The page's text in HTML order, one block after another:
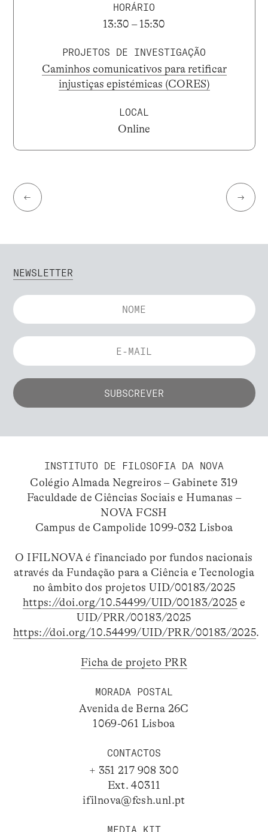
HORÁRIO
13:30 – 15:30
PROJETOS DE INVESTIGAÇÃO
Caminhos comunicativos para retificar
injustiças epistémicas (CORES)
LOCAL
Online
← →
NEWSLETTER
INSTITUTO DE FILOSOFIA DA NOVA
Colégio Almada Negreiros – Gabinete 319
Faculdade de Ciências Sociais e Humanas –
NOVA FCSH
Campus de Campolide 1099-032 Lisboa
O IFILNOVA é financiado por fundos nacionais
através da Fundação para a Ciência e Tecnologia
no âmbito dos projetos UID/00183/2025
https://doi.org/10.54499/UID/00183/2025 e
UID/PRR/00183/2025
https://doi.org/10.54499/UID/PRR/00183/2025.
Ficha de projeto PRR
MORADA POSTAL
Avenida de Berna 26C
1069-061 Lisboa
CONTACTOS
+ 351 217 908 300
Ext. 40311
ifilnova@fcsh.unl.pt
MEDIA KIT